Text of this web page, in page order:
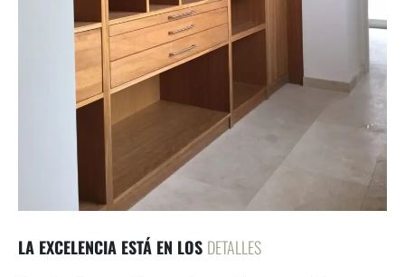
LA EXCELENCIA ESTÁ EN LOS DETALLES